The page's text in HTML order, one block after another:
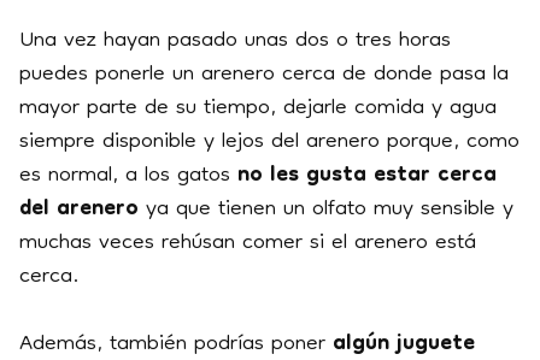
Una vez hayan pasado unas dos o tres horas
puedes ponerle un arenero cerca de donde pasa la
mayor parte de su tiempo, dejarle comida y agua
siempre disponible y lejos del arenero porque, como
es normal, a los gatosno les gusta estar cerca
del areneroya que tienen un olfato muy sensible y
muchas veces rehúsan comer si el arenero está
cerca.
Además, también podrías poneralgún juguete